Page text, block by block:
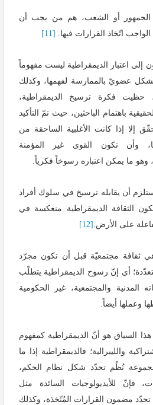
الجمهور أو الشعب، هم من يجب أن
اتّخاذ القرارات فيها. [11]
إلى اعتبار الديمقراطية ليست مفهوماً
عضويّ بالممارسة لفهمها، وكذلك
فكرة ترسيخ الديمقراطية،
باهتمام الباحثين، حيث تمّ التأكيد
إلا إذا كانت الأغلبية الساحقة من
وأن تكون القوى غير المؤمنة
وهو ما يمكن اعتباره رسوخاً فكرياً.
أن يقابله ترسيخ في سلوك أفراد
الثقافة الديمقراطية منعكسة في
على الأرض. [12]
هي ثقافة مجتمعيّة قبل أن تكون مجرّد
أي إنّ رسوخ الديمقراطية يتطلّب
المدنية والمجتمعية، غير الحكومية
وعملها أيضاً.
السياق هو أنّ الديمقراطية كمفهوم
والليبرالية؛ فالديمقراطية إذا ما
نُظُم تحدّد شكل نظام الحكم،
فإنّ للأيديولوجيات السائدة مثل
تحدّد مضمون القرارات المُتّخذة، وكذلك